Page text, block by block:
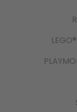
LEGO®